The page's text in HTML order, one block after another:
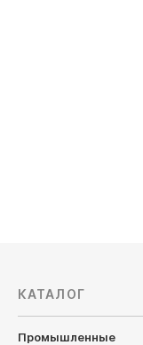
КАТАЛОГ
Промышленные